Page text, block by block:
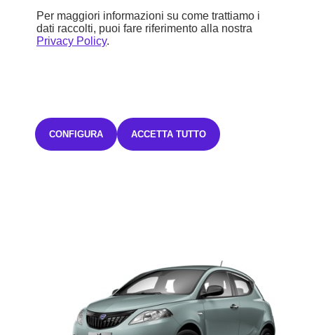
STELLANTIS &YOU MILANO GATTAMELATA
294,97€ Iva inclusa/mese
TAN FISSO 0,00% TAEG 3,37%
con un anticipo di 5.689,50€.
Per maggiori informazioni su come trattiamo i
dati raccolti, puoi fare riferimento alla nostra
Privacy Policy.
CONFIGURA ACCETTA TUTTO